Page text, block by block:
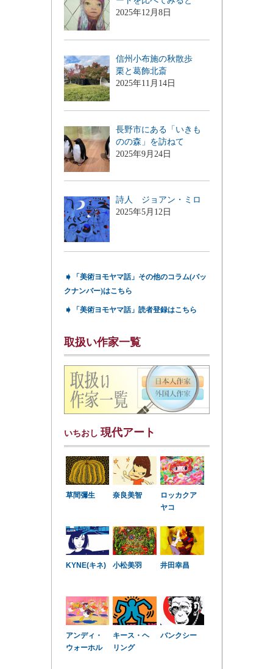
2025年12月8日
信州小布施の秋散歩
栗と葛飾北斎
2025年11月14日
長野市にある「いきも
のの森」を訪ねて
2025年9月24日
詩人 ジョアン・ミロ
2025年5月12日
➧
「美術ヨモヤマ話」その他のコラム(バッ
クナンバー)はこちら
➧ 「美術ヨモヤマ話」読者登録はこちら
取扱い作家一覧
いちおし 現代アート
草間彌生 奈良美智
ロッカクア
ヤコ
KYNE(キネ) 小松美羽 井田幸昌
アンディ・
ウォーホル
キース・ヘ
リング
バンクシー